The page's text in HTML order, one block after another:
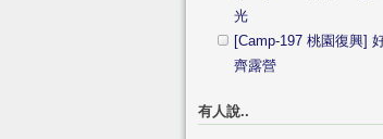
光
[Camp-197 桃園復興]
齊露營
有人說..